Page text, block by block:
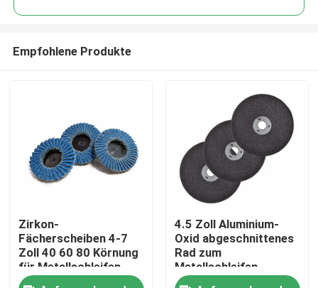
Empfohlene Produkte
Zirkon-
Fächerscheiben 4-7
Zoll 40 60 80 Körnung
für Metallschleifen
4.5 Zoll Aluminium-
Oxid abgeschnittenes
Rad zum
Metallschleifen